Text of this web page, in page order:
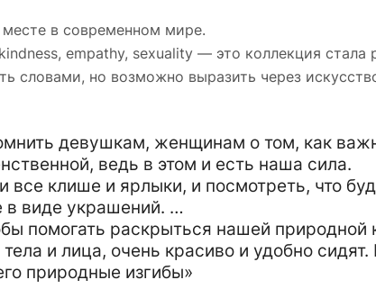
в современном мире.
empathy, sexuality — это коллекция
словами, но возможно выразить через
девушкам, женщинам о том, как
ведь в этом и есть наша сила.
все клише и ярлыки, и посмотреть, что
в виде украшений.
помогать раскрыться нашей природной
и лица, очень красиво и удобно
природные изгибы»